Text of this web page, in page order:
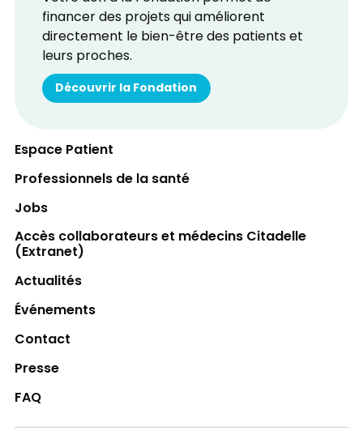
financer des projets qui améliorent
directement le bien-être des patients et
leurs proches.
Découvrir la Fondation
Espace Patient
Professionnels de la santé
Jobs
Accès collaborateurs et médecins Citadelle
(Extranet)
Actualités
Événements
Contact
Presse
FAQ